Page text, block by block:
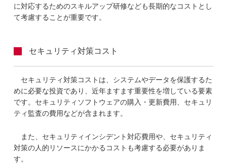
に対応するためのスキルアップ研修なども長期的なコストとし
て考慮することが重要です。
セキュリティ対策コスト
セキュリティ対策コストは、システムやデータを保護するた
めに必要な投資であり、近年ますます重要性を増している要素
です。セキュリティソフトウェアの購入・更新費用、セキュリ
ティ監査の費用などが含まれます。
また、セキュリティインシデント対応費用や、セキュリティ
対策の人的リソースにかかるコストも考慮する必要がありま
す。